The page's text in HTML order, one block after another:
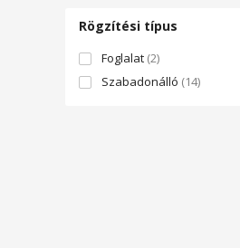
XUPE GROUP
OVOLT Magyarország
PLENA NATURA KACPER
Rögzítési típus
Foglalat (2)
Szabadonálló (14)